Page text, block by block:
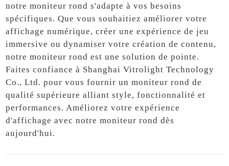
notre moniteur rond s'adapte à vos besoins
spécifiques. Que vous souhaitiez améliorer votre
affichage numérique, créer une expérience de jeu
immersive ou dynamiser votre création de contenu,
notre moniteur rond est une solution de pointe.
Faites confiance à Shanghai Vitrolight Technology
Co., Ltd. pour vous fournir un moniteur rond de
qualité supérieure alliant style, fonctionnalité et
performances. Améliorez votre expérience
d'affichage avec notre moniteur rond dès
aujourd'hui.